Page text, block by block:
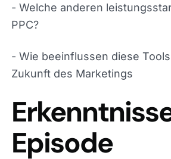
- Welche anderen
PPC?
- Wie beeinflussen diese
Zukunft des Marketings
Episode